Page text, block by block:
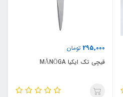
295,000 تومان
قیچی تک ایکیا MÅNÖGA